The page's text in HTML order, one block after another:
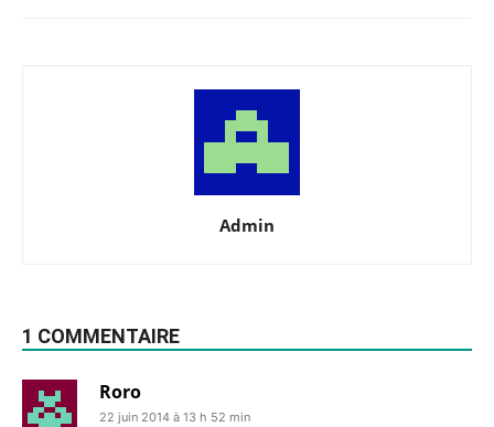
Admin
1 COMMENTAIRE
Roro
22 juin 2014 à 13 h 52 min